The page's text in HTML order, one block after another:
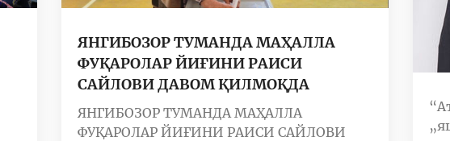
ЯНГИБОЗОР ТУМАНДА МАҲАЛЛА
ФУҚАРОЛАР ЙИҒИНИ РАИСИ
САЙЛОВИ ДАВОМ ҚИЛМОҚДА
ЯНГИБОЗОР ТУМАНДА МАҲАЛЛА
ФУҚАРОЛАР ЙИҒИНИ РАИСИ САЙЛОВИ